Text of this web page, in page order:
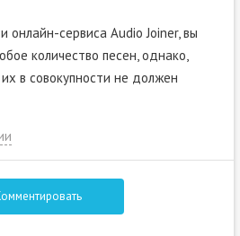
онлайн-сервиса Audio Joiner, вы
количество песен, однако,
в совокупности не должен